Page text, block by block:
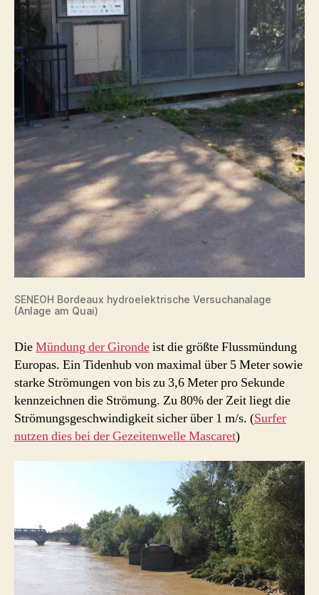
SENEOH Bordeaux hydroelektrische Versuchanalage
(Anlage am Quai)
DieMündung der Girondeist die größte Flussmündung
Europas. Ein Tidenhub von maximal über 5 Meter sowie
starke Strömungen von bis zu 3,6 Meter pro Sekunde
kennzeichnen die Strömung. Zu 80% der Zeit liegt die
Strömungsgeschwindigkeit sicher über 1 m/s. (Surfer
nutzen dies bei der Gezeitenwelle Mascaret)